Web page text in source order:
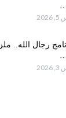
رجال الله..